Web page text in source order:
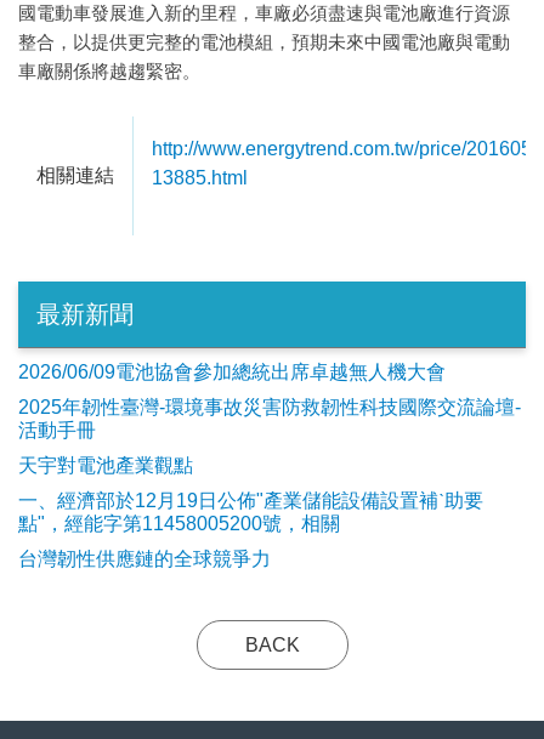
國電動車發展進入新的里程，車廠必須盡速與電池廠進行資源
整合，以提供更完整的電池模組，預期未來中國電池廠與電動
車廠關係將越趨緊密。
相關連結
http://www.energytrend.com.tw/price/
13885.html
最新新聞
2026/06/09電池協會參加總統出席卓越無人機大會
2025年韌性臺灣-環境事故災害防救韌性科技國際交流論壇-
活動手冊
天宇對電池產業觀點
​一、經濟部於12月19日公佈"產業儲能設備設置補ˋ助要
點"，經能字第11458005200號，相關
台灣韌性供應鏈的全球競爭力
BACK